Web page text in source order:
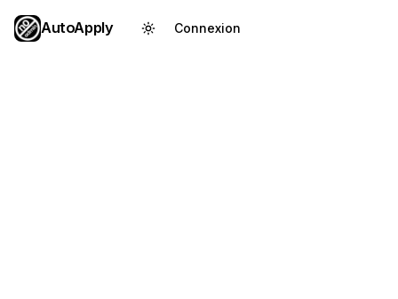
AutoApply Connexion